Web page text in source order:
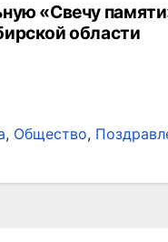
«Свечу
области
, Общество,